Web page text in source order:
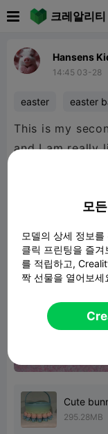
크레알리
Hansens
14:45 03-28
easter easter
This is my
and I am really
think the next
Cute
295.28MB
모
모델의 상세 정보
클릭 프린팅을 즐
를 적립하고,
짝 선물을 열어보세